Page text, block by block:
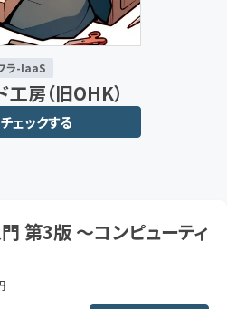
ラ-IaaS
房（旧OHK）
チェックする
第3版 〜コンピューティ